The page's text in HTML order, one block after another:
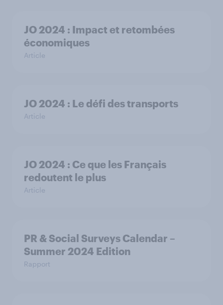
JO 2024 : Impact et retombées
économiques
Article
JO 2024 : Le défi des transports
Article
JO 2024 : Ce que les Français
redoutent le plus
Article
PR & Social Surveys Calendar –
Summer 2024 Edition
Rapport